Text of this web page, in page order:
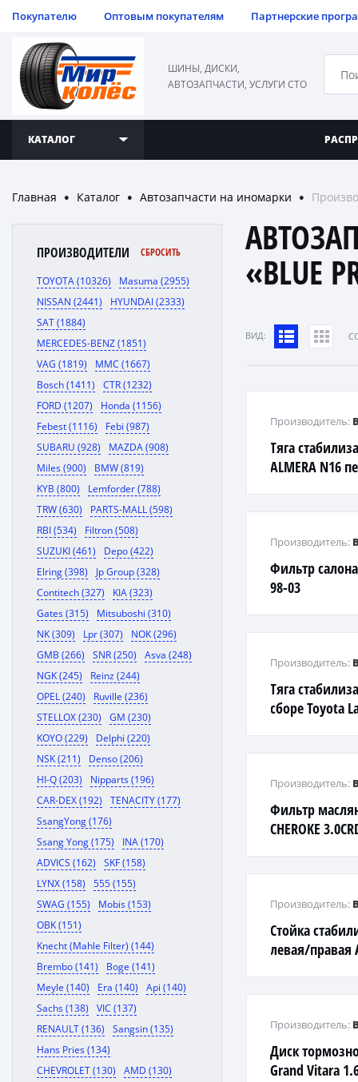
Покупателю Оптовым покупателям Партнерские
ШИНЫ, ДИСКИ,
АВТОЗАПЧАСТИ, УСЛУГИ СТО
КАТАЛОГ
Главная ● Каталог ● Автозапчасти на иномарки ●
ПРОИЗВОДИТЕЛИ СБРОСИТЬ
TOYOTA (10326)
Masuma (2955)
NISSAN (2441)
HYUNDAI (2333)
SAT (1884)
MERCEDES-BENZ (1851)
VAG (1819)
MMC (1667)
Bosch (1411)
CTR (1232)
FORD (1207)
Honda (1156)
Febest (1116)
Febi (987)
SUBARU (928)
MAZDA (908)
Miles (900)
BMW (819)
KYB (800)
Lemforder (788)
TRW (630)
PARTS-MALL (598)
RBI (534)
Filtron (508)
SUZUKI (461)
Depo (422)
Elring (398)
Jp Group (328)
Contitech (327)
KIA (323)
Gates (315)
Mitsuboshi (310)
NK (309)
Lpr (307)
NOK (296)
GMB (266)
SNR (250)
Asva (248)
NGK (245)
Reinz (244)
OPEL (240)
Ruville (236)
STELLOX (230)
GM (230)
KOYO (229)
Delphi (220)
NSK (211)
Denso (206)
HI-Q (203)
Nipparts (196)
CAR-DEX (192)
TENACITY (177)
SsangYong (176)
Ssang Yong (175)
INA (170)
ADVICS (162)
SKF (158)
LYNX (158)
555 (155)
SWAG (155)
Mobis (153)
OBK (151)
Knecht (Mahle Filter) (144)
Brembo (141)
Boge (141)
Meyle (140)
Era (140)
Api (140)
Sachs (138)
VIC (137)
RENAULT (136)
Sangsin (135)
Hans Pries (134)
CHEVROLET (130)
AMD (130)
«BLUE
ВИД:
Тяга
ALMERA N16
Производитель:
Фильтр салона
98-03
Производитель:
Тяга
сборе Toyota
Производитель:
Фильтр
CHEROKE
Производитель:
Стойка
левая/правая
Производитель:
Диск
Grand Vitara
Производитель: